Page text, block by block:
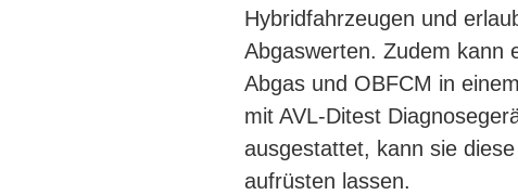
Hybridfahrzeugen und
Abgaswerten. Zudem kann
Abgas und OBFCM in
mit AVL-Ditest
ausgestattet, kann sie
aufrüsten lassen.